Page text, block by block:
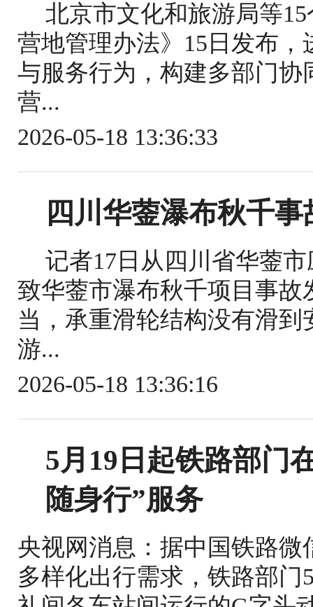
北京市文化和旅游局等
营地管理办法》15日发布
与服务行为，构建多部门
营...
2026-05-18 13:36:33
四川华蓥瀑布秋千
记者17日从四川省华蓥
致华蓥市瀑布秋千项目事
当，承重滑轮结构没有滑
游...
2026-05-18 13:36:16
5月19日起铁路部门
随身行”服务
央视网消息：据中国铁路
多样化出行需求，铁路部门